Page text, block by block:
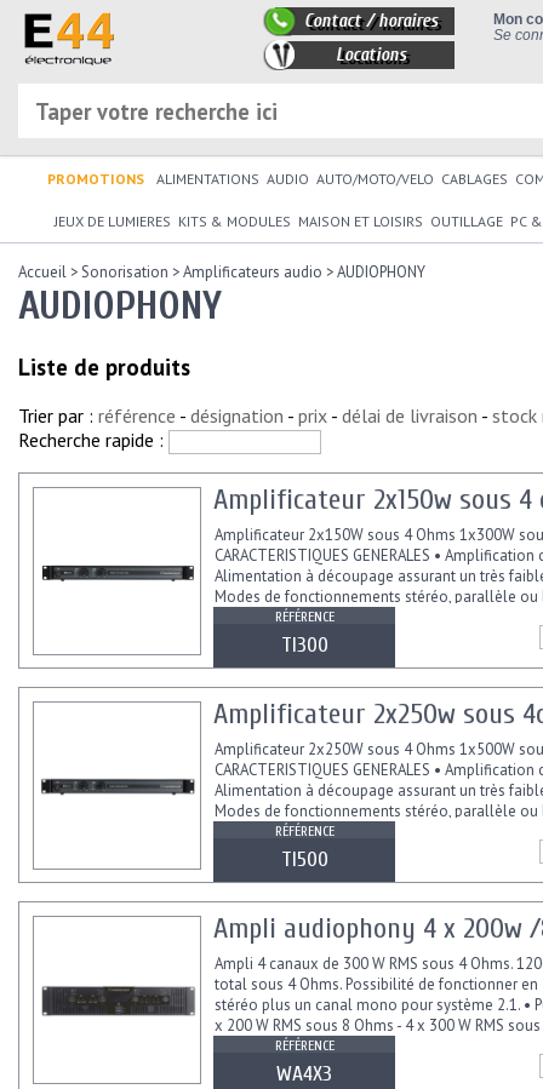
Mon
Se
Contact / horaires
Locations
PROMOTIONS ALIMENTATIONS AUDIO AUTO/MOTO/VELO CABLAGES
JEUX DE LUMIERES KITS & MODULES MAISON ET LOISIRS OUTILLAGE PC
Accueil >Sonorisation >Amplificateurs audio >AUDIOPHONY
AUDIOPHONY
Liste de produits
Trier par : référence - désignation - prix - délai de livraison - stock
Recherche rapide :
Amplificateur 2x150w sous 4
Amplificateur 2x150W sous 4 Ohms 1x300W
CARACTERISTIQUES GENERALES • Amplification
Alimentation à découpage assurant un très
Modes de fonctionnements stéréo, parallèle ou
Réglage...RÉFÉRENCE
TI300
Amplificateur 2x250w sous
Amplificateur 2x250W sous 4 Ohms 1x500W
CARACTERISTIQUES GENERALES • Amplification
Alimentation à découpage assurant un très
Modes de fonctionnements stéréo, parallèle ou
Réglage...RÉFÉRENCE
TI500
Ampli audiophony 4 x 200w
Ampli 4 canaux de 300 W RMS sous 4 Ohms.
total sous 4 Ohms. Possibilité de fonctionner en
stéréo plus un canal mono pour système 2.1. •
x 200 W RMS sous 8 Ohms - 4 x 300 W RMS
RÉFÉRENCE
WA4X3